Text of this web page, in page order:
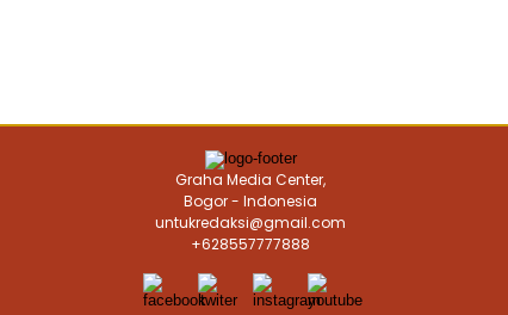
Graha Media Center,
Bogor - Indonesia
untukredaksi@gmail.com
+628557777888